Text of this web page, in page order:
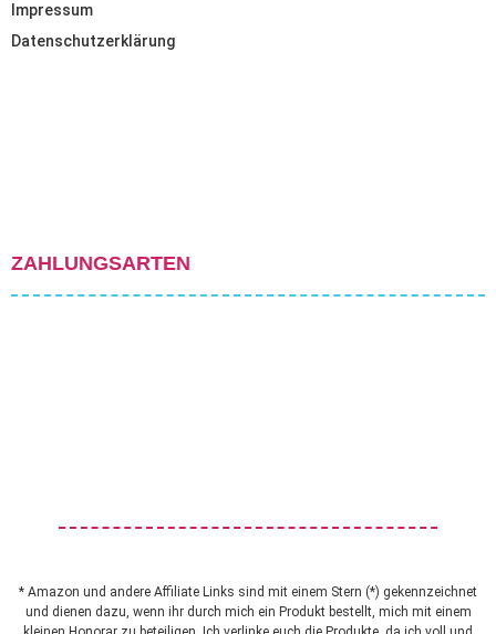
Impressum
Datenschutzerklärung
ZAHLUNGSARTEN
* Amazon und andere Affiliate Links sind mit einem Stern (*) gekennzeichnet
und dienen dazu, wenn ihr durch mich ein Produkt bestellt, mich mit einem